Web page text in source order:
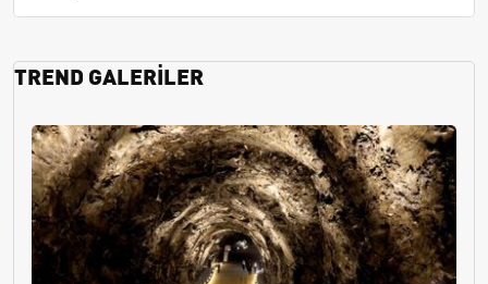
TREND GALERİLER